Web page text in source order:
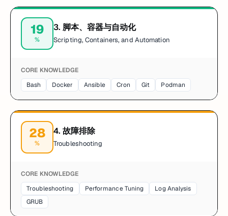
19
%
3. 脚本、容器与自动化
Scripting, Containers, and Automation
CORE KNOWLEDGE
Bash
Docker Ansible Cron Git Podman
28
%
4. 故障排除
Troubleshooting
CORE KNOWLEDGE
Troubleshooting
Performance Tuning
Log Analysis
GRUB